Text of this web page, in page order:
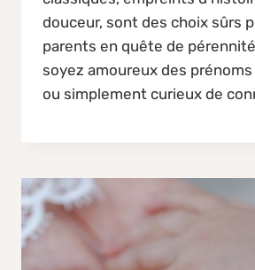
douceur, sont des choix sûrs
parents en quête de
soyez amoureux des
ou simplement curieux de